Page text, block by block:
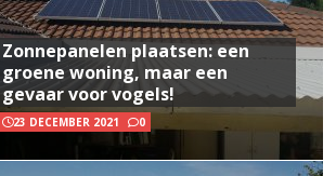
Zonnepanelen plaatsen: een
groene woning, maar een
gevaar voor vogels!
23 DECEMBER 2021 0